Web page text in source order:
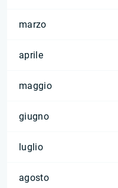
marzo
aprile
maggio
giugno
luglio
agosto